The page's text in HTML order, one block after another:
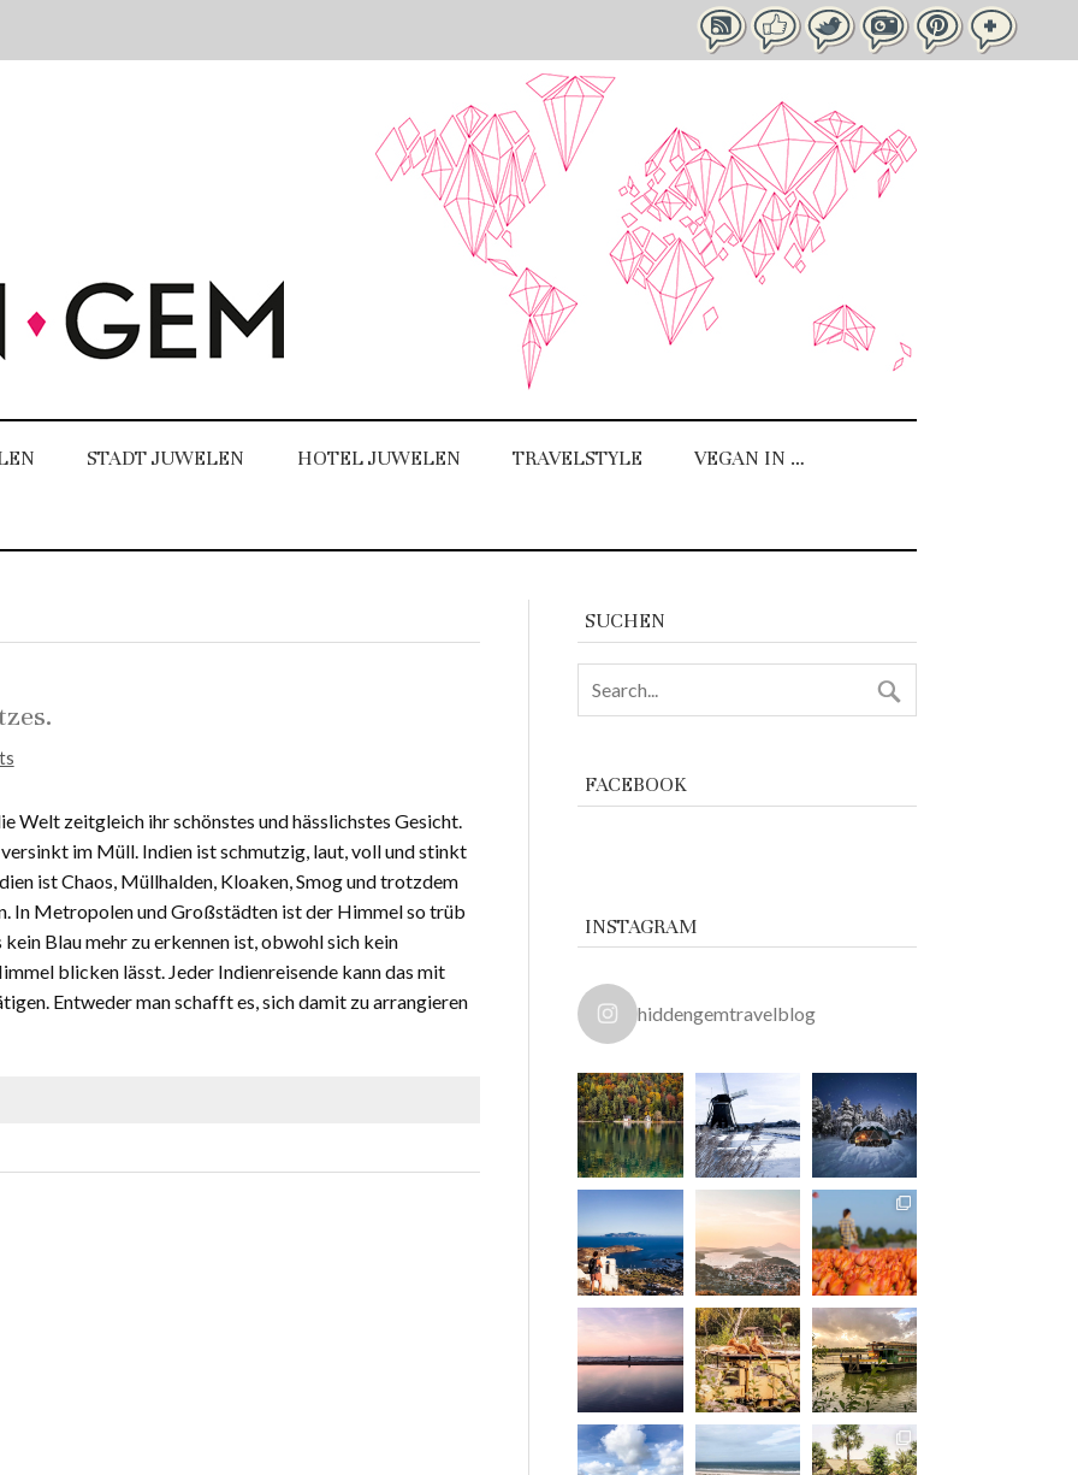
STADT JUWELEN HOTEL JUWELEN TRAVELSTYLE VEGAN IN …
Welt zeitgleich ihr schönstes und hässlichstes Gesicht.
im Müll. Indien ist schmutzig, laut, voll und stinkt
ist Chaos, Müllhalden, Kloaken, Smog und trotzdem
In Metropolen und Großstädten ist der Himmel so trüb
kein Blau mehr zu erkennen ist, obwohl sich kein
blicken lässt. Jeder Indienreisende kann das mit
Entweder man schafft es, sich damit zu arrangieren
SUCHEN
FACEBOOK
INSTAGRAM
hiddengemtravelblog